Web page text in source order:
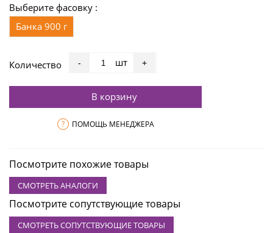
Выберите фасовку :
Банка 900 г
Количество - шт +
В корзину
? ПОМОЩЬ МЕНЕДЖЕРА
Посмотрите похожие товары
СМОТРЕТЬ АНАЛОГИ
Посмотрите сопутствующие товары
СМОТРЕТЬ СОПУТСТВУЮЩИЕ ТОВАРЫ